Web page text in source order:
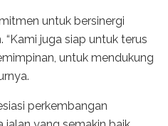
untuk bersinergi
juga siap untuk terus
untuk mendukung
perkembangan